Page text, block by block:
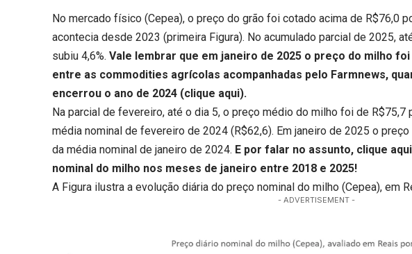
No mercado físico (Cepea), o preço do grão foi cotado acima de R$76,0
acontecia desde 2023 (primeira Figura). No acumulado parcial de 2025,
subiu 4,6%.Vale lembrar que em janeiro de 2025 o preço do milho
entre as commodities agrícolas acompanhadas pelo Farmnews,
encerrou o ano de 2024 (clique aqui).
Na parcial de fevereiro, até o dia 5, o preço médio do milho foi de R$75,7
média nominal de fevereiro de 2024 (R$62,6). Em janeiro de 2025 o
da média nominal de janeiro de 2024. E por falar no assunto, clique aqui
nominal do milho nos meses de janeiro entre 2018 e 2025!
A Figura ilustra a evolução diária do preço nominal do milho (Cepea), em
- ADVERTISEMENT -